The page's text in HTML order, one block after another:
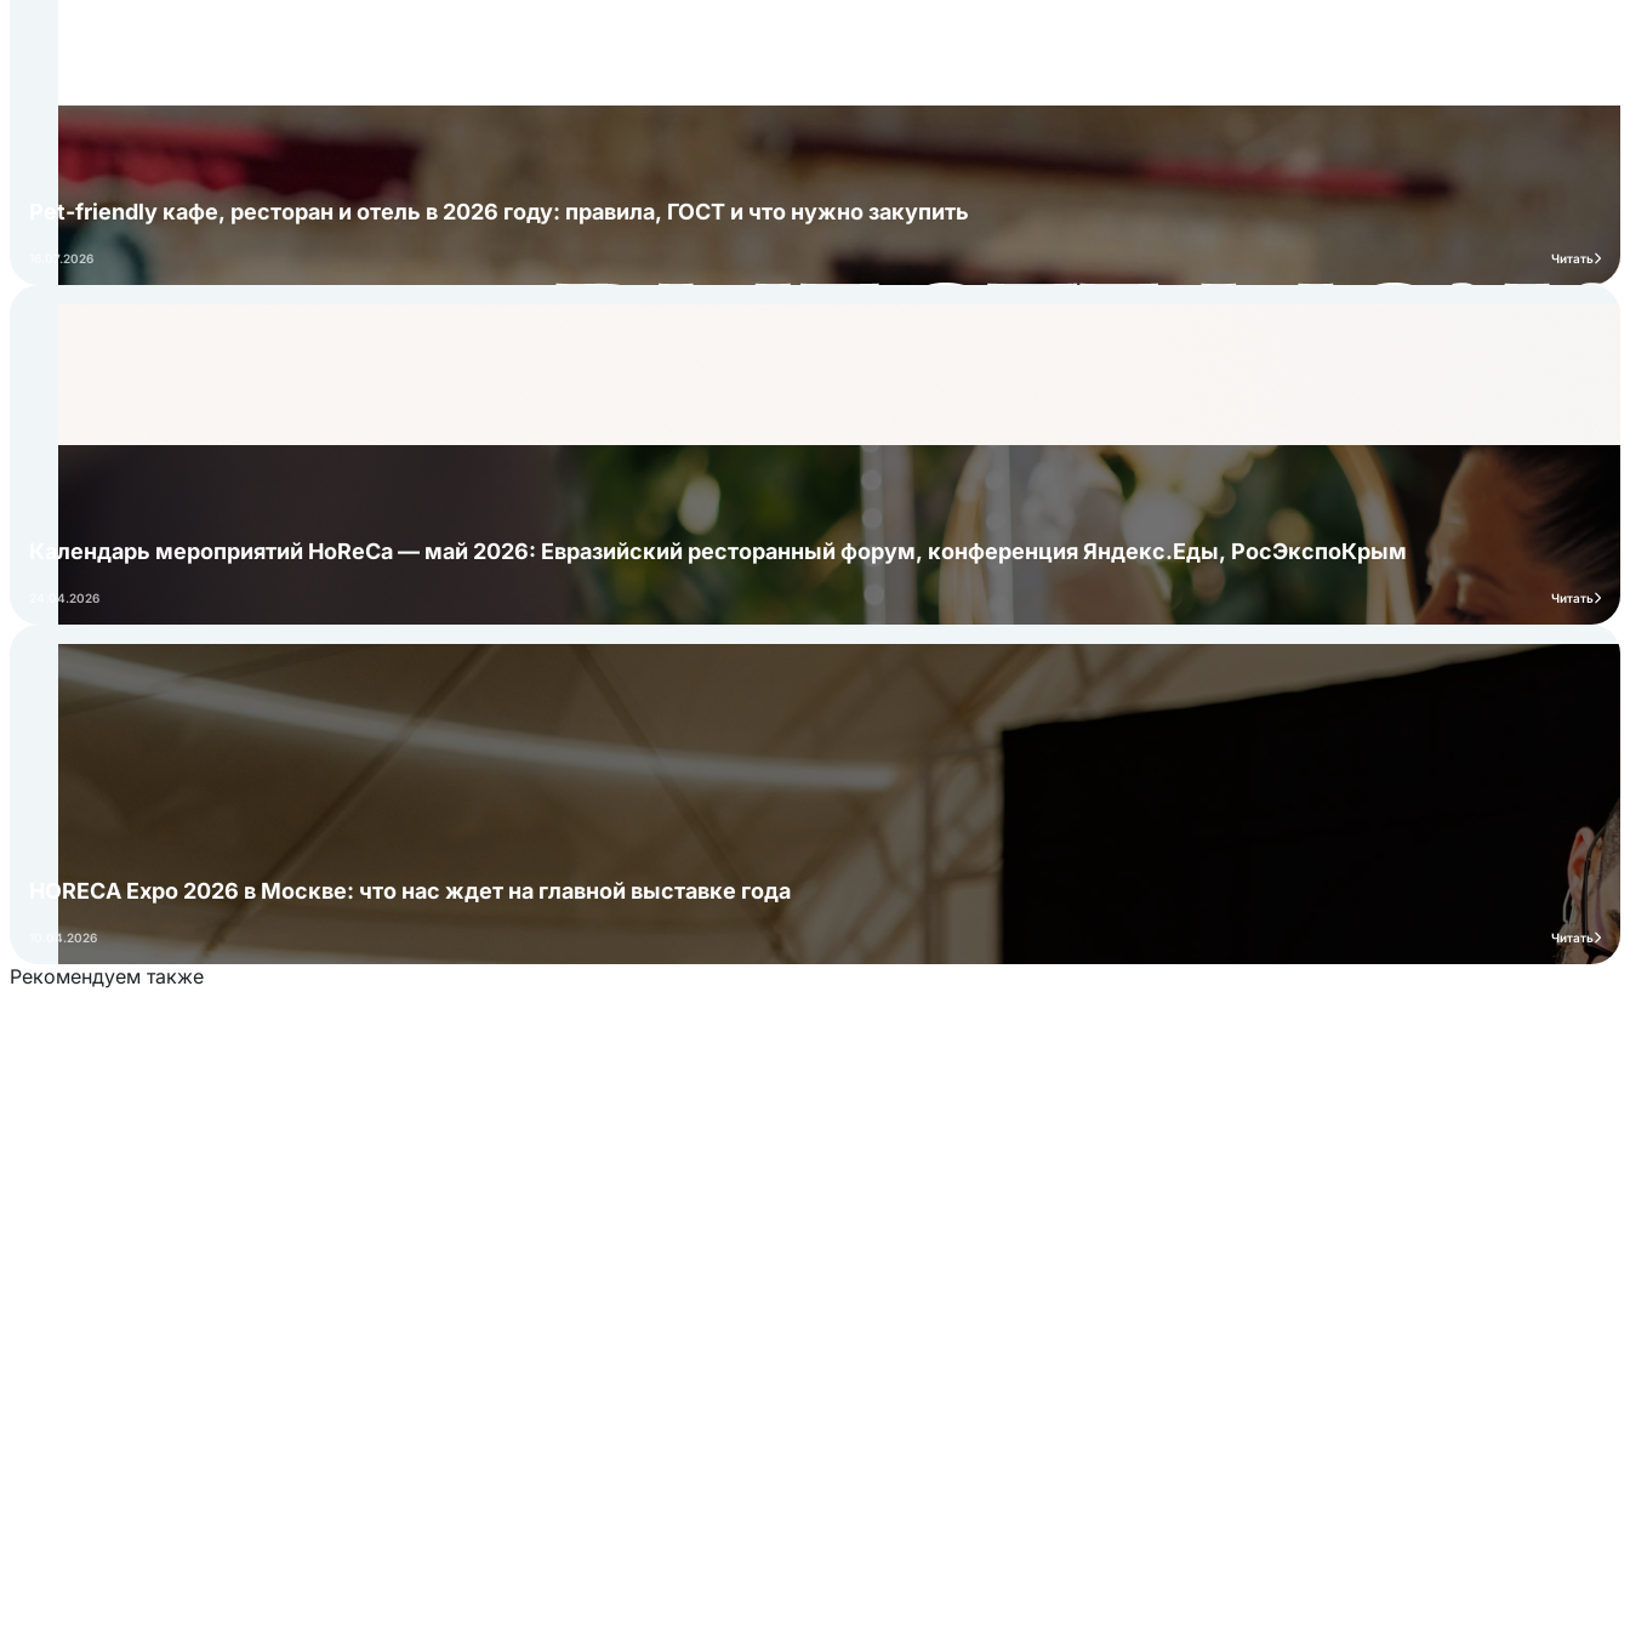
Pet-friendly кафе, ресторан и отель в 2026 году: правила, ГОСТ и что нужно закупить
16.07.2026 Читать
Календарь мероприятий HoReCa — май 2026: Евразийский ресторанный форум, конференция Яндекс.Еды, РосЭкспоКрым
24.04.2026 Читать
HORECA Expo 2026 в Москве: что нас ждет на главной выставке года
10.04.2026 Читать
Рекомендуем также